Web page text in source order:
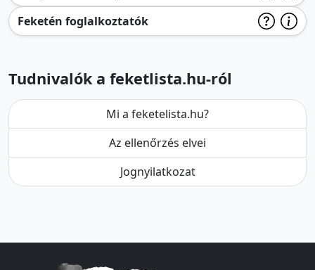
Feketén foglalkoztatók
Tudnivalók a feketlista.hu-ról
Mi a feketelista.hu?
Az ellenőrzés elvei
Jognyilatkozat